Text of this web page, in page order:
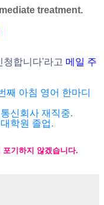
treatment.
청합니다'라고 메일 주
째 아침 영어 한마디
신회사 재직중.
학원 졸업.
포기하지 않겠습니다.